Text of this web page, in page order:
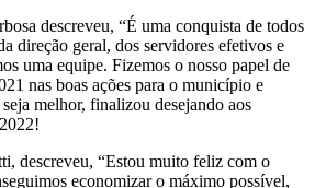
descreveu, “É uma conquista de todos
direção geral, dos servidores efetivos e
uma equipe. Fizemos o nosso papel de
nas boas ações para o município e
melhor, finalizou desejando aos
descreveu, “Estou muito feliz com o
economizar o máximo possível,